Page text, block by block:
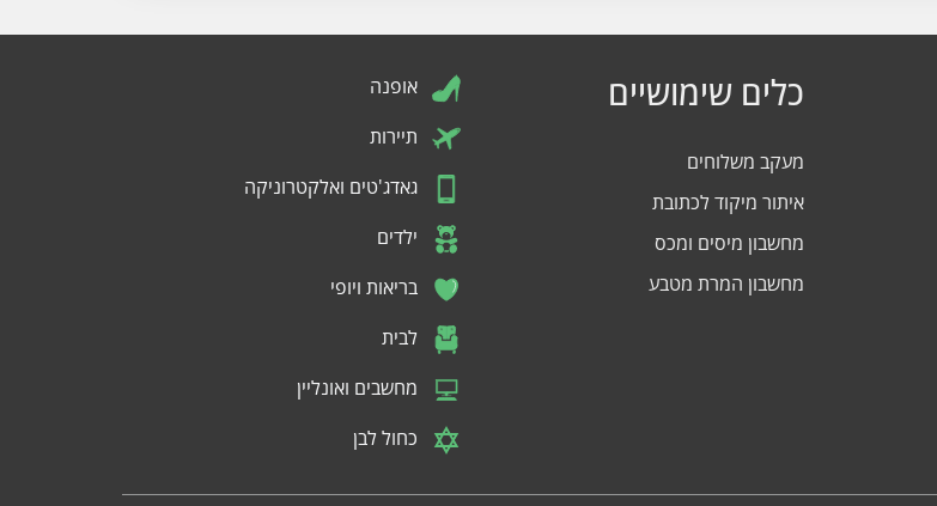
כלים שימושיים
מעקב משלוחים
איתור מיקוד לכתובת
מחשבון מיסים ומכס
מחשבון המרת מטבע
אופנה
תיירות
גאדג'טים ואלקטרוניקה
ילדים
בריאות ויופי
לבית
מחשבים ואונליין
כחול לבן